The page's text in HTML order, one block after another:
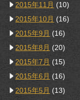
2015年11月 (10)
2015年10月 (16)
2015年9月 (16)
2015年8月 (20)
2015年7月 (15)
2015年6月 (16)
2015年5月 (13)